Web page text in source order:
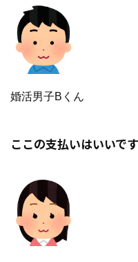
婚活男子Bくん
ここの支払いはいいで